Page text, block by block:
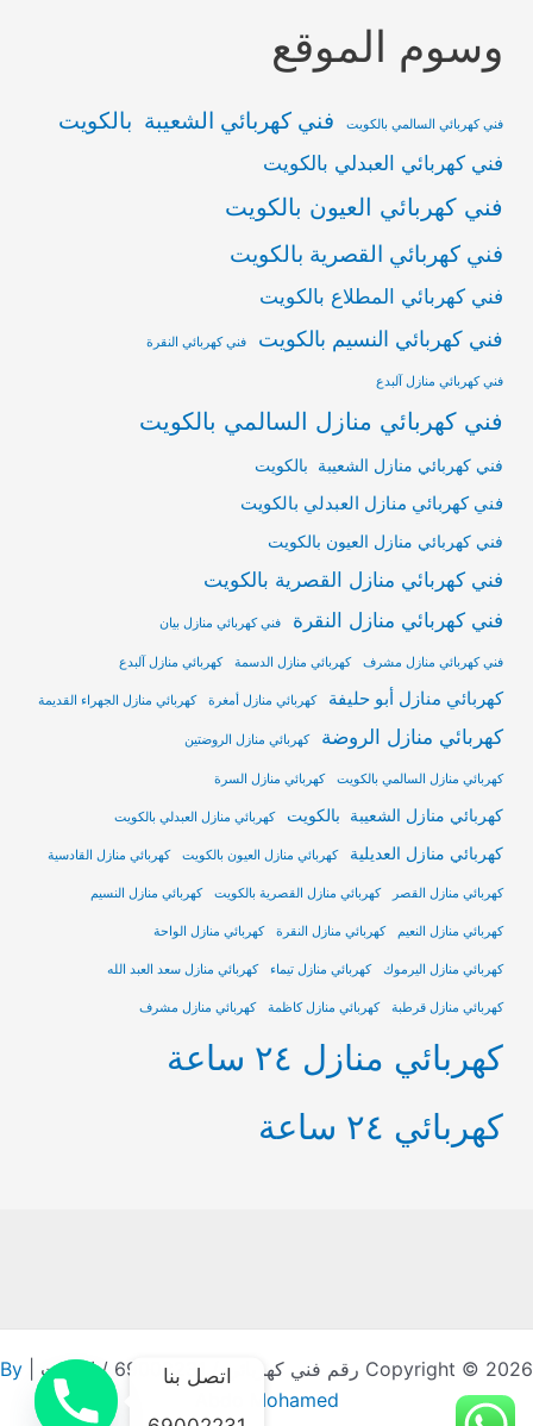
وسوم الموقع
فني كهربائي السالمي بالكويت فني كهربائي الشعيبة بالكويت
فني كهربائي العبدلي بالكويت
فني كهربائي العيون بالكويت
فني كهربائي القصرية بالكويت
فني كهربائي المطلاع بالكويت
فني كهربائي النسيم بالكويت فني كهربائي النقرة
فني كهربائي منازل آلبدع
فني كهربائي منازل السالمي بالكويت
فني كهربائي منازل الشعيبة بالكويت
فني كهربائي منازل العبدلي بالكويت
فني كهربائي منازل العيون بالكويت
فني كهربائي منازل القصرية بالكويت
فني كهربائي منازل النقرة
فني كهربائي منازل بيان
فني كهربائي منازل مشرف كهربائي منازل الدسمة كهربائي منازل آلبدع
كهربائي منازل أبو حليفة كهربائي منازل أمغرة كهربائي منازل الجهراء القديمة
كهربائي منازل الروضة كهربائي منازل الروضتين
كهربائي منازل السالمي بالكويت كهربائي منازل السرة
كهربائي منازل الشعيبة بالكويت كهربائي منازل العبدلي بالكويت
كهربائي منازل العديلية كهربائي منازل العيون بالكويت كهربائي منازل القادسية
كهربائي منازل القصر كهربائي منازل القصرية بالكويت كهربائي منازل النسيم
كهربائي منازل النعيم كهربائي منازل النقرة كهربائي منازل الواحة
كهربائي منازل اليرموك كهربائي منازل تيماء كهربائي منازل سعد العبد الله
كهربائي منازل قرطبة كهربائي منازل كاظمة كهربائي منازل مشرف
كهربائي منازل ٢٤ ساعة
كهربائي ٢٤ ساعة
Copyright © 2026 رقم فني كهربائي / 69002231 / الكويت |
By
Abdo Mohamed
اتصل بنا